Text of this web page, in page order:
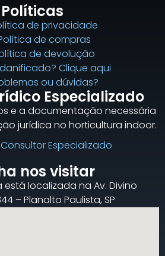
Políticas
de privacidade
de compras
de devolução
Clique aqui
ou dúvidas?
Especializado
e a documentação necessária
jurídica no horticultura indoor.
Especializado
nos visitar
está localizada na Av. Divino
– Planalto Paulista, SP